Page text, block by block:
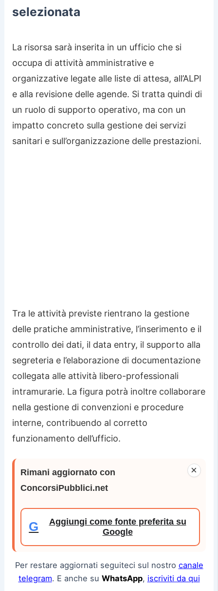
selezionata
La risorsa sarà inserita in un ufficio che si
occupa di attività amministrative e
organizzative legate alle liste di attesa, all’ALPI
e alla revisione delle agende. Si tratta quindi di
un ruolo di supporto operativo, ma con un
impatto concreto sulla gestione dei servizi
sanitari e sull’organizzazione delle prestazioni.
Tra le attività previste rientrano la gestione
delle pratiche amministrative, l’inserimento e il
controllo dei dati, il data entry, il supporto alla
segreteria e l’elaborazione di documentazione
collegata alle attività libero-professionali
intramurarie. La figura potrà inoltre collaborare
nella gestione di convenzioni e procedure
interne, contribuendo al corretto
funzionamento dell’ufficio.
×
Rimani aggiornato con
ConcorsiPubblici.net
G
Aggiungi come fonte preferita su
Google
Per restare aggiornati seguiteci sul nostro canale
telegram. E anche su WhatsApp, iscriviti da qui